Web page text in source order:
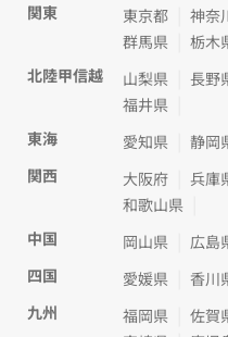
関東
東京都 神奈
群馬県
栃木
北陸甲信越
山梨県 長野
福井県
東海
愛知県 静岡
関西
大阪府 兵庫
和歌山県
中国
岡山県 広島
四国
愛媛県 香川
九州
福岡県 佐賀